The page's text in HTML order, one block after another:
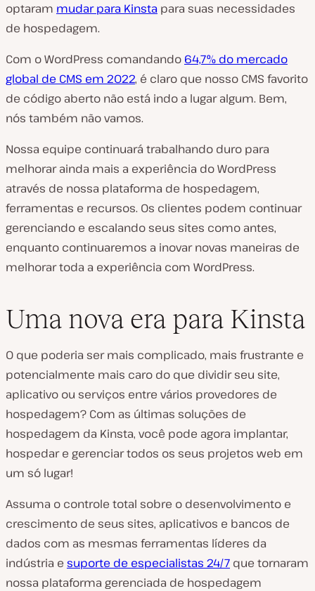
optaram mudar para Kinsta para suas necessidades
de hospedagem.
Com o WordPress comandando 64,7% do mercado
global de CMS em 2022, é claro que nosso CMS favorito
de código aberto não está indo a lugar algum. Bem,
nós também não vamos.
Nossa equipe continuará trabalhando duro para
melhorar ainda mais a experiência do WordPress
através de nossa plataforma de hospedagem,
ferramentas e recursos. Os clientes podem continuar
gerenciando e escalando seus sites como antes,
enquanto continuaremos a inovar novas maneiras de
melhorar toda a experiência com WordPress.
Uma nova era para Kinsta
O que poderia ser mais complicado, mais frustrante e
potencialmente mais caro do que dividir seu site,
aplicativo ou serviços entre vários provedores de
hospedagem? Com as últimas soluções de
hospedagem da Kinsta, você pode agora implantar,
hospedar e gerenciar todos os seus projetos web em
um só lugar!
Assuma o controle total sobre o desenvolvimento e
crescimento de seus sites, aplicativos e bancos de
dados com as mesmas ferramentas líderes da
indústria e suporte de especialistas 24/7 que tornaram
nossa plataforma gerenciada de hospedagem